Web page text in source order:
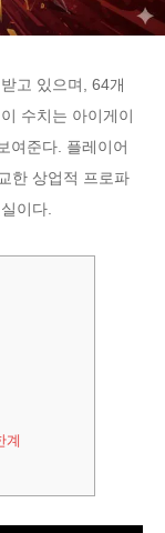
고 있으며, 64개
수치는 아이게이
여준다. 플레이어
한 상업적 프로파
이다.
계